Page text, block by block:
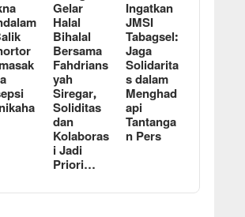
Gelar
Halal
Bihalal
Bersama
Fahdrians
yah
Siregar,
Soliditas
dan
Kolaboras
i Jadi
Priori…
Ingatkan
JMSI
Tabagsel:
Jaga
Solidarita
s dalam
Menghad
api
Tantanga
n Pers